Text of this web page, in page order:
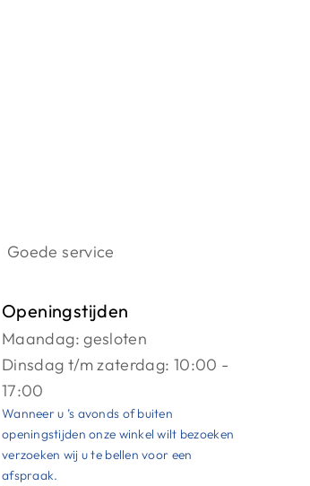
Goede service
Openingstijden
Maandag: gesloten
Dinsdag t/m zaterdag: 10:00 -
17:00
Wanneer u ’s avonds of buiten
openingstijden onze winkel wilt bezoeken
verzoeken wij u te bellen voor een
afspraak.